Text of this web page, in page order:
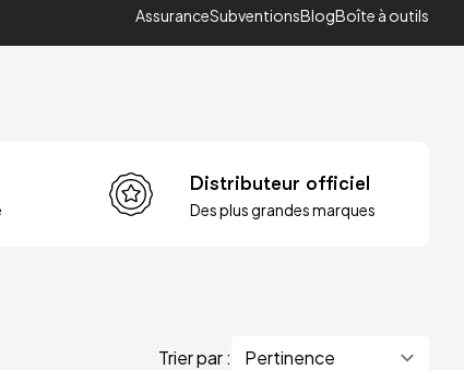
AssuranceSubventionsBlogBoîte à outils
Distributeur officiel
Des plus grandes marques
Trier par :